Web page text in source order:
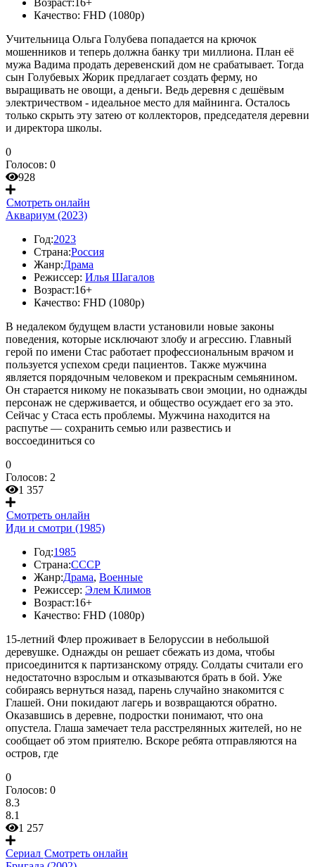
Возраст: 16+
Качество: FHD (1080p)
Учительница Ольга Голубева попадается на крючок
мошенников и теперь должна банку три миллиона. План её
мужа Вадима продать деревенский дом не срабатывает. Тогда
сын Голубевых Жорик предлагает создать ферму, но
выращивать не овощи, а деньги. Ведь деревня с дешёвым
электричеством - идеальное место для майнинга. Осталось
только скрыть эту затею от коллекторов, председателя деревни
и директора школы.
0
Голосов: 0
928
Смотреть онлайн
Аквариум (2023)
Год:2023
Страна:Россия
Жанр:Драма
Режиссер: Илья Шагалов
Возраст:16+
Качество: FHD (1080p)
В недалеком будущем власти установили новые законы
поведения, которые исключают злобу и агрессию. Главный
герой по имени Стас работает профессиональным врачом и
пользуется успехом среди пациентов. Также мужчина
является порядочным человеком и прекрасным семьянином.
Он старается никому не показывать свои эмоции, но однажды
персонаж не сдерживается, и общество осуждает его за это.
Сейчас у Стаса есть проблемы. Мужчина находится на
распутье — сохранить семью или развестись и
воссоединиться со
0
Голосов: 2
1 357
Смотреть онлайн
Иди и смотри (1985)
Год:1985
Страна:СССР
Жанр:Драма, Военные
Режиссер: Элем Климов
Возраст:16+
Качество: FHD (1080p)
15-летний Флер проживает в Белоруссии в небольшой
деревушке. Однажды он решает сбежать из дома, чтобы
присоединится к партизанскому отряду. Солдаты считали его
недостаточно взрослым и отказываются брать в бой. Уже
собираясь вернуться назад, парень случайно знакомится с
Глашей. Они покидают лагерь и возвращаются обратно.
Оказавшись в деревне, подростки понимают, что она
опустела. Глаша замечает тела расстрелянных жителей, но не
сообщает об этом приятелю. Вскоре ребята отправляются на
остров, где
0
Голосов: 0
8.3
8.1
1 257
Сериал Смотреть онлайн